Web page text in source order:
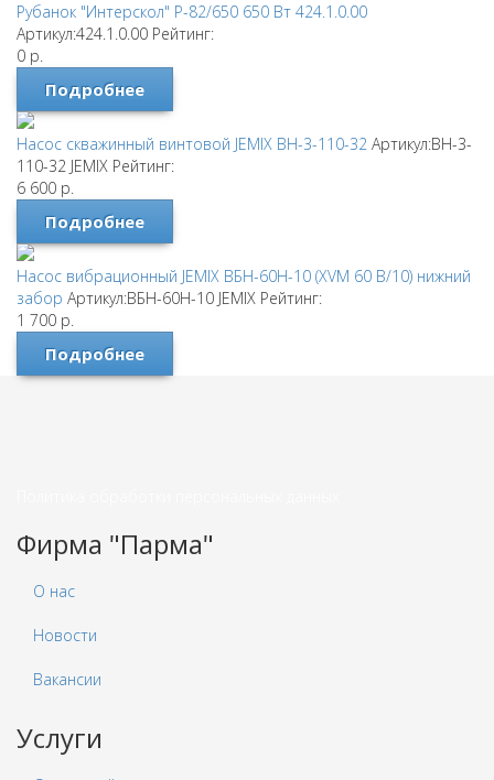
Рубанок "Интерскол" Р-82/650 650 Вт 424.1.0.00
Артикул:424.1.0.00 Рейтинг:
0 р.
Подробнее
Насос скважинный винтовой JEMIX ВН-3-110-32 Артикул:ВН-3-
110-32 JEMIX Рейтинг:
6 600 р.
Подробнее
Насос вибрационный JEMIX ВБН-60Н-10 (XVM 60 В/10) нижний
забор Артикул:ВБН-60Н-10 JEMIX Рейтинг:
1 700 р.
Подробнее
Фирма "Парма"
О нас
Новости
Вакансии
Услуги